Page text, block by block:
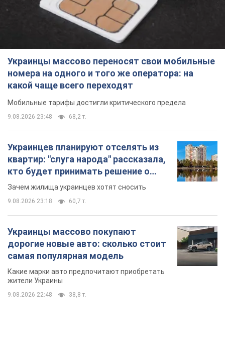
Украинцы массово переносят свои мобильные
номера на одного и того же оператора: на
какой чаще всего переходят
Мобильные тарифы достигли критического предела
9.08.2026 23:48 68,2 т.
Украинцев планируют отселять из
квартир: "слуга народа" рассказала,
кто будет принимать решение о
сносе домов
Зачем жилища украинцев хотят сносить
9.08.2026 23:18 60,7 т.
Украинцы массово покупают
дорогие новые авто: сколько стоит
самая популярная модель
Какие марки авто предпочитают приобретать
жители Украины
9.08.2026 22:48 38,8 т.